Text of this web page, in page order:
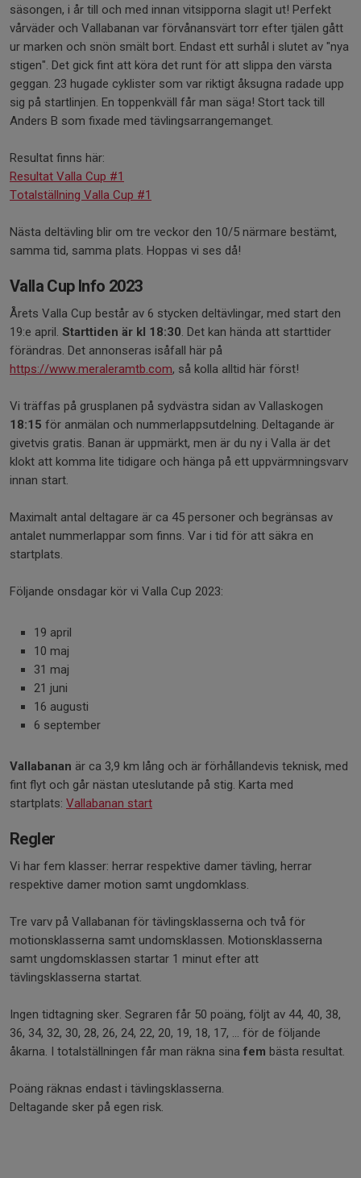
säsongen, i år till och med innan vitsipporna slagit ut! Perfekt
vårväder och Vallabanan var förvånansvärt torr efter tjälen gått
ur marken och snön smält bort. Endast ett surhål i slutet av "nya
stigen". Det gick fint att köra det runt för att slippa den värsta
geggan. 23 hugade cyklister som var riktigt åksugna radade upp
sig på startlinjen. En toppenkväll får man säga! Stort tack till
Anders B som fixade med tävlingsarrangemanget.
Resultat finns här:
Resultat Valla Cup #1
Totalställning Valla Cup #1
Nästa deltävling blir om tre veckor den 10/5 närmare bestämt,
samma tid, samma plats. Hoppas vi ses då!
Valla Cup Info 2023
Årets Valla Cup består av 6 stycken deltävlingar, med start den
19:e april. Starttiden är kl 18:30. Det kan hända att starttider
förändras. Det annonseras isåfall här på
https://www.meraleramtb.com, så kolla alltid här först!
Vi träffas på grusplanen på sydvästra sidan av Vallaskogen
18:15 för anmälan och nummerlappsutdelning. Deltagande är
givetvis gratis. Banan är uppmärkt, men är du ny i Valla är det
klokt att komma lite tidigare och hänga på ett uppvärmningsvarv
innan start.
Maximalt antal deltagare är ca 45 personer och begränsas av
antalet nummerlappar som finns. Var i tid för att säkra en
startplats.
Följande onsdagar kör vi Valla Cup 2023:
19 april
10 maj
31 maj
21 juni
16 augusti
6 september
Vallabanan är ca 3,9 km lång och är förhållandevis teknisk, med
fint flyt och går nästan uteslutande på stig. Karta med
startplats: Vallabanan start
Regler
Vi har fem klasser: herrar respektive damer tävling, herrar
respektive damer motion samt ungdomklass.
Tre varv på Vallabanan för tävlingsklasserna och två för
motionsklasserna samt undomsklassen. Motionsklasserna
samt ungdomsklassen startar 1 minut efter att
tävlingsklasserna startat.
Ingen tidtagning sker. Segraren får 50 poäng, följt av 44, 40, 38,
36, 34, 32, 30, 28, 26, 24, 22, 20, 19, 18, 17, ... för de följande
åkarna. I totalställningen får man räkna sina fem bästa resultat.
Poäng räknas endast i tävlingsklasserna.
Deltagande sker på egen risk.